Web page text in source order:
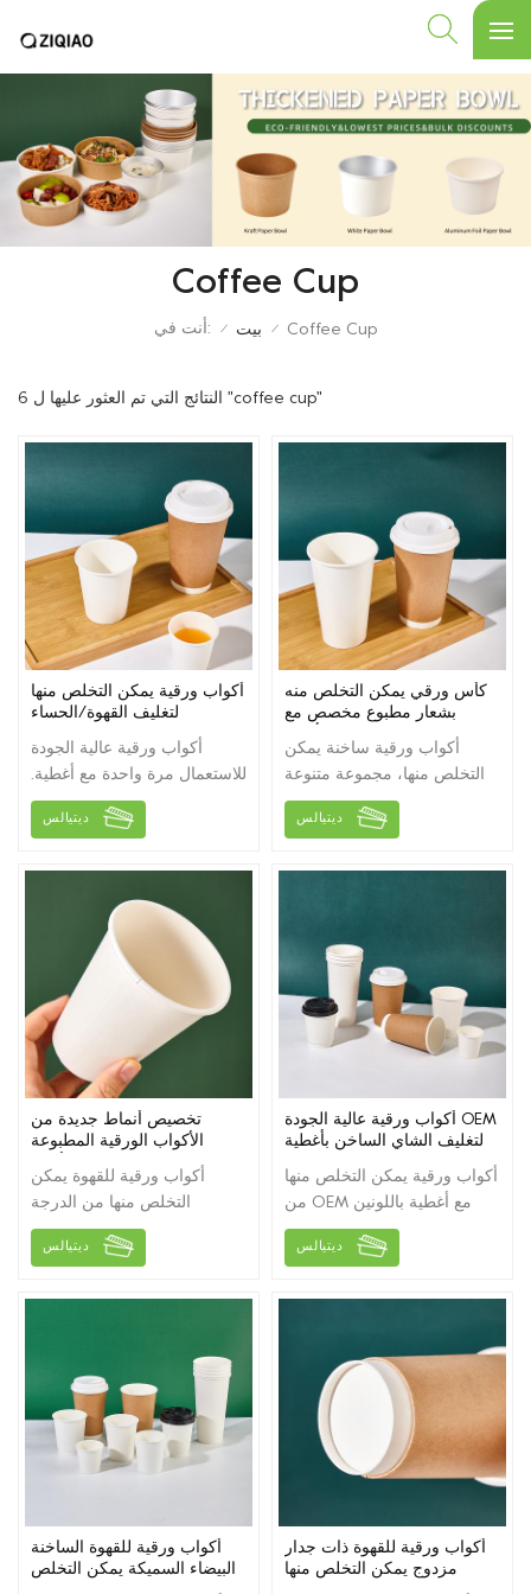
Coffee Cup
أنت في: / بيت / Coffee Cup
6 النتائج التي تم العثور عليها ل "coffee cup"
أكواب ورقية يمكن التخلص منها
لتغليف القهوة/الحساء
أكواب ورقية عالية الجودة
للاستعمال مرة واحدة مع أغطية.
4oz/8oz/12oz/16oz/26oz
ديتيالس
كأس ورقي يمكن التخلص منه
بشعار مطبوع مخصص مع
أكواب ورقية ساخنة يمكن
التخلص منها، مجموعة متنوعة
من المواصفات للاختيار من
بينها، يمكن طباعة الشعار،
ديتيالس
تخصيص أنماط جديدة من
الأكواب الورقية المطبوعة
أكواب ورقية للقهوة يمكن
التخلص منها من الدرجة
الغذائية، يمكن طباعة الشعار
ديتيالس
أكواب ورقية عالية الجودة OEM
لتغليف الشاي الساخن بأغطية
أكواب ورقية يمكن التخلص منها
من OEM مع أغطية باللونين
الأبيض والأسود للقهوة / الحليب
/ الماء الساخن وغيرها من
ديتيالس
أكواب ورقية للقهوة الساخنة
البيضاء السميكة يمكن التخلص
أكواب ورقية للقهوة ذات جدار
مزدوج يمكن التخلص منها